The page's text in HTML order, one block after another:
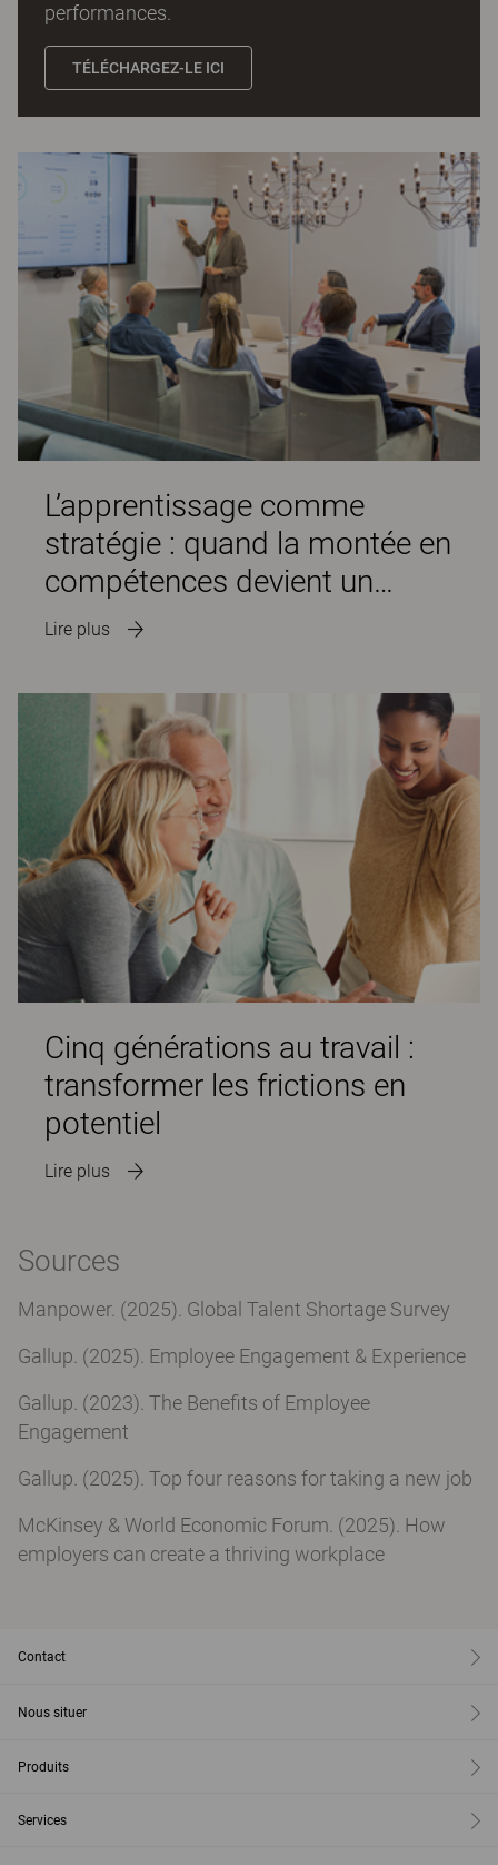
performances.
TÉLÉCHARGEZ-LE ICI
L’apprentissage comme
stratégie : quand la montée en
compétences devient un
avantage concurrentiel
Lire plus
Cinq générations au travail :
transformer les frictions en
potentiel
Lire plus
Sources
Manpower. (2025). Global Talent Shortage Survey
Gallup. (2025). Employee Engagement & Experience
Gallup. (2023). The Benefits of Employee
Engagement
Gallup. (2025). Top four reasons for taking a new job
McKinsey & World Economic Forum. (2025). How
employers can create a thriving workplace
Contact
Nous situer
Produits
Services